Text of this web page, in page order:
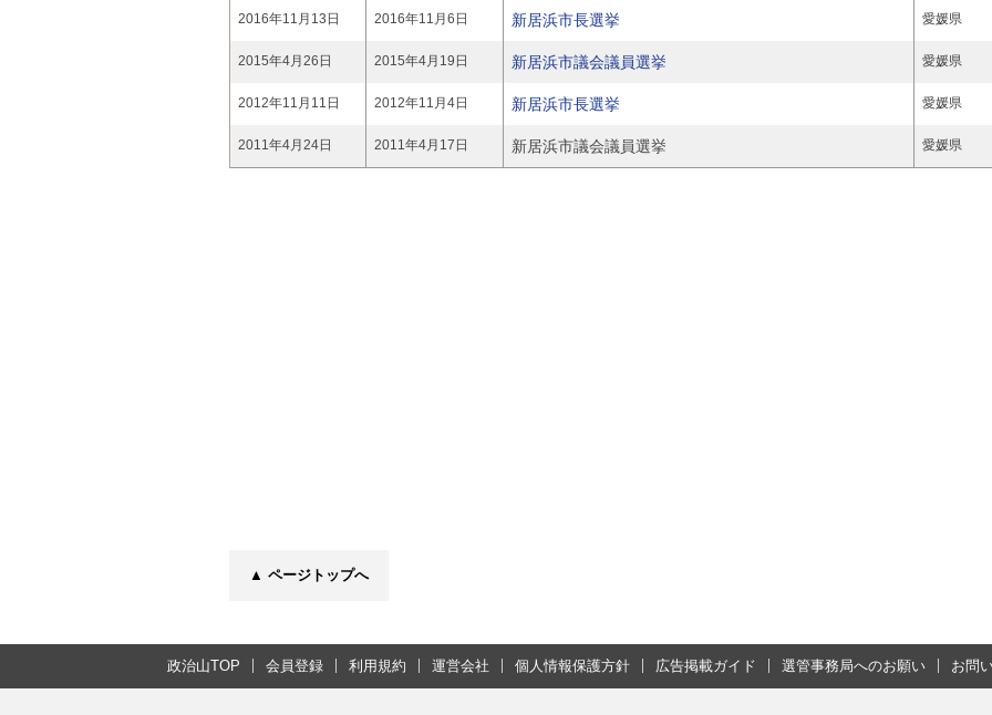
2016年11月13日 2016年11月6日 新居浜市長選挙 愛媛県
2015年4月26日 2015年4月19日 新居浜市議会議員選挙 愛媛県
2012年11月11日 2012年11月4日 新居浜市長選挙 愛媛県
2011年4月24日 2011年4月17日 新居浜市議会議員選挙 愛媛県
▲ ページトップへ
政治山TOP 会員登録 利用規約 運営会社 個人情報保護方針 広告掲載ガイド 選管事務局へのお願い お問